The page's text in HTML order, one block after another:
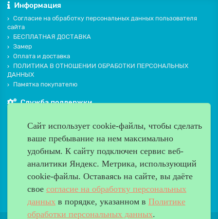
Информация
Согласие на обработку персональных данных пользователя
сайта
БЕСПЛАТНАЯ ДОСТАВКА
Замер
Оплата и доставка
ПОЛИТИКА В ОТНОШЕНИИ ОБРАБОТКИ ПЕРСОНАЛЬНЫХ
ДАННЫХ
Памятка покупателю
Служба поддержки
Производители
Дополнительно
Наш адрес
Работаем с 9:00 до 20:00
8 (499) 685-33-26
Сайт использует cookie-файлы, чтобы сделать
ваше пребывание на нем максимально
удобным. К cайту подключен сервис веб-
аналитики Яндекс. Метрика, использующий
cookie-файлы. Оставаясь на сайте, вы даёте
свое согласие на обработку персональных
данных в порядке, указанном в Политике
обработки персональных данных.